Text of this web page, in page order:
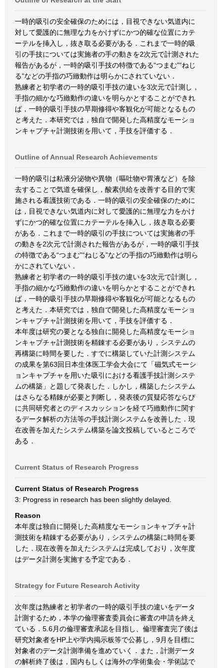
一時的吸引の安全確保のためには，目視できない気道内に
対して愛護的に無理な力をかけずにかつ的確な位置にカテ
ーテルを挿入し，抜き取る必要がある．これまで一時的吸
引の手技については実施者の手の動きを2次元で計測された
報告があるが，一時的吸引手技の特徴である“つまむ”“ねじ
る”などの手指の巧緻動作は明らかにされていない．
熟練者と初学者の一時的吸引手技の違いを3次元で計測し，
手指の細かな巧緻動作の違いを明らかとすることができれ
ば，一時的吸引手技の早期修得や客観化が可能となるもの
と考えた．本研究では，独自で開発した高精度なモーショ
ンキャプチャ計測技術を用いて，手技を評価する．
Outline of Annual Research Achievements
一時的吸引は粘液分泌物や異物（嘔吐物や胃液など）を除
去することで気道を確保し，酸素供給を改善する目的で実
施される看護技術である．一時的吸引の安全確保のために
は，目視できない気道内に対して愛護的に無理な力をかけ
ずにかつ的確な位置にカテーテルを挿入し，抜き取る必要
がある．これまで一時的吸引の手技については実施者の手
の動きを2次元で計測された報告があるが，一時的吸引手技
の特徴である“つまむ”“ねじる”などの手指の巧緻動作は明ら
かにされていない．
熟練者と初学者の一時的吸引手技の違いを3次元で計測し，
手指の細かな巧緻動作の違いを明らかとすることができれ
ば，一時的吸引手技の早期修得や客観化が可能となるもの
と考えた．本研究では，独自で開発した高精度なモーショ
ンキャプチャ計測技術を用いて，手技を評価する．
本年度は研究の要となる独自に開発した高精度なモーショ
ンキャプチャ計測技術を精錬する必要があり，システムの
再構築に時間を要した．すでに構築していた計測システム
の成果を第63回日本生体医工学会大会にて「磁気式モーシ
ョンキャプチャを用いた吸引における看護手技計測システ
ムの構築」と題して発表した．しかし，構築したシステム
はさらなる精錬が必要と判断し，発表後の質疑応答ならび
に共同研究者とのディスカッションを経て巧緻動作に関す
るデータ解析の方法等の手技計測システムを改善した．現
在改善を加えたシステム構築を論文投稿しているところで
ある．
Current Status of Research Progress
Current Status of Research Progress
3: Progress in research has been slightly delayed.
Reason
本年度は独自に開発した高精度なモーションキャプチャ計
測技術を精錬する必要があり，システムの構築に時間を要
した．現在改善を加えたシステムは完成しており，次年度
はデータ計測を実施する予定である．
Strategy for Future Research Activity
次年度は熟練者と初学者の一時的吸引手技の違いをデータ
計測するため，本学の倫理審査委員会に審査の申請を終え
ている．5.6月の倫理審査承認を目指し、倫理審査完了後は
研究対象者をHP上や学内掲示板等で公募し，9月を目標に
対象者のデータ計測準備を進めていく．また，計測データ
の解析終了後は，国内もしくは海外の学術集会・学術誌で